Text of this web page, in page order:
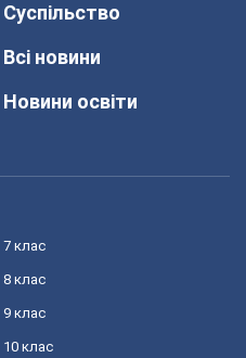
Суспільство
Всі новини
Новини освіти
7 клас
8 клас
9 клас
10 клас